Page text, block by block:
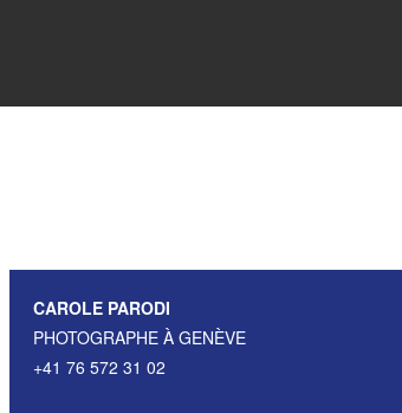
CAROLE PARODI
PHOTOGRAPHE À GENÈVE
+41 76 572 31 02